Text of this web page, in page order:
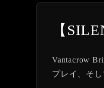
【
Vantacrow
プレイ、そ